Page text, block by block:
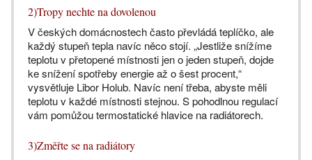
2)Tropy nechte na dovolenou
V českých domácnostech často převládá teplíčko, ale
každý stupeň tepla navíc něco stojí. „Jestliže snížíme
teplotu v přetopené místnosti jen o jeden stupeň, dojde
ke snížení spotřeby energie až o šest procent,“
vysvětluje Libor Holub. Navíc není třeba, abyste měli
teplotu v každé místnosti stejnou. S pohodlnou regulací
vám pomůžou termostatické hlavice na radiátorech.
3)Změřte se na radiátory